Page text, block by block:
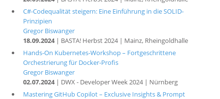
C#-Codequalität steigern: Eine Einführung in die SOLID-
Prinzipien
Gregor Biswanger
18.09.2024| BASTA! Herbst 2024 | Mainz, Rheingoldhalle
Hands-On Kubernetes-Workshop – Fortgeschrittene
Orchestrierung für Docker-Profis
Gregor Biswanger
02.07.2024| DWX - Developer Week 2024 | Nürnberg
Mastering GitHub Copilot – Exclusive Insights & Prompt